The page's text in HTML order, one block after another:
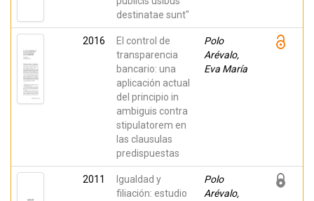
destinatae sunt"
2016
El control de
transparencia
bancario: una
aplicación actual
del principio in
ambiguis contra
stipulatorem en
las clausulas
predispuestas
Polo
Arévalo,
Eva María
2011
Igualdad y
filiación: estudio
Polo
Arévalo,